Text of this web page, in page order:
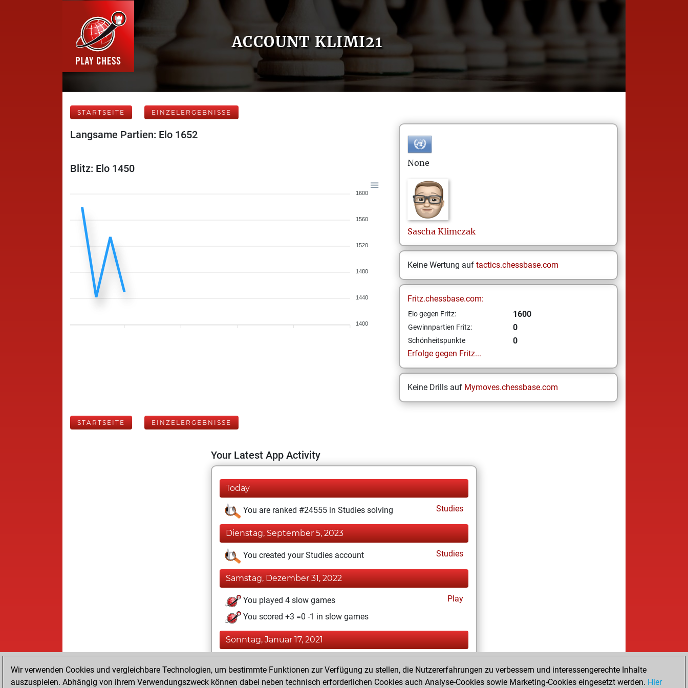
ACCOUNT KLIMI21
STARTSEITE EINZELERGEBNISSE
Langsame Partien: Elo 1652
Blitz: Elo 1450
1600
1560
1520
1480
1440
1400
None
Sascha Klimczak
Keine Wertung auf tactics.chessbase.com
Fritz.chessbase.com:
Elo gegen Fritz: 1600
Gewinnpartien Fritz: 0
Schönheitspunkte
0
Erfolge gegen Fritz...
Keine Drills auf Mymoves.chessbase.com
STARTSEITE EINZELERGEBNISSE
Your Latest App Activity
Today
You are ranked #24555 in Studies solving Studies
Dienstag, September 5, 2023
You created your Studies account Studies
Samstag, Dezember 31, 2022
You played 4 slow games
Play
You scored +3 =0 -1 in slow games
Sonntag, Januar 17, 2021
You played 3 blitz games
Play
Wir verwenden Cookies und vergleichbare Technologien, um bestimmte Funktionen zur Verfügung zu stellen, die Nutzererfahrungen zu verbessern und interessengerechte Inhalte
auszuspielen. Abhängig von ihrem Verwendungszweck können dabei neben technisch erforderlichen Cookies auch Analyse-Cookies sowie Marketing-Cookies eingesetzt werden. Hier